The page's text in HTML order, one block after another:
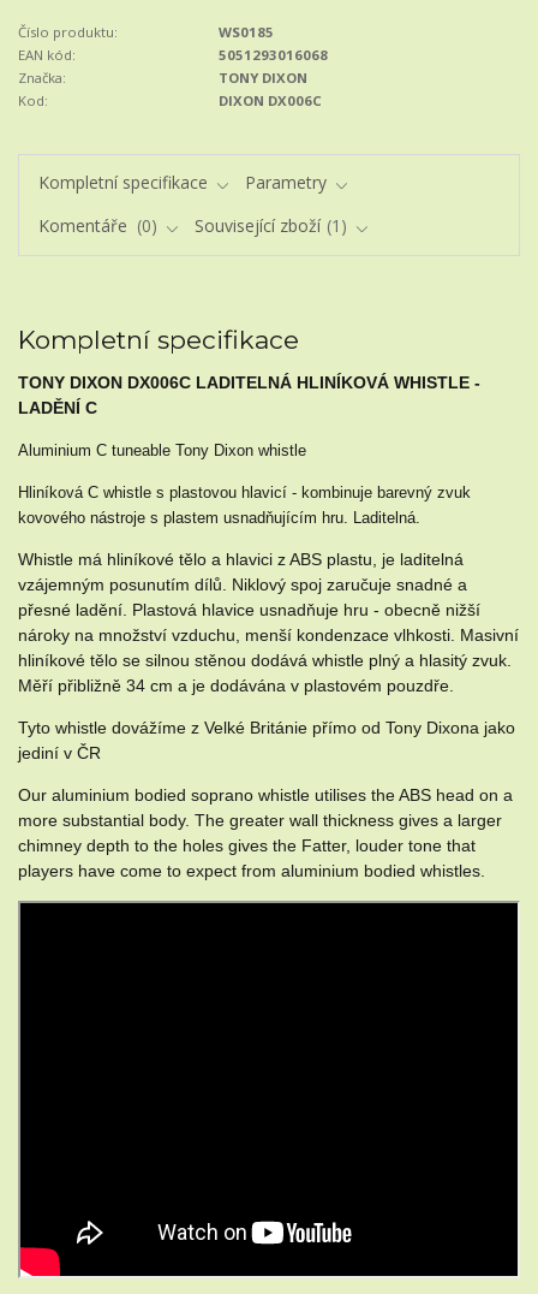
Číslo produktu:
WS0185
EAN kód:
5051293016068
Značka:
TONY DIXON
Kod:
DIXON DX006C
Kompletní specifikace
Parametry
Komentáře
0 Související zboží 1
Kompletní specifikace
TONY DIXON DX006C LADITELNÁ HLINÍKOVÁ WHISTLE -
LADĚNÍ C
Aluminium C tuneable Tony Dixon whistle
Hliníková C whistle s plastovou hlavicí - kombinuje barevný zvuk
kovového nástroje s plastem usnadňujícím hru. Laditelná.
Whistle má hliníkové tělo a hlavici z ABS plastu, je laditelná
vzájemným posunutím dílů. Niklový spoj zaručuje snadné a
přesné ladění. Plastová hlavice usnadňuje hru - obecně nižší
nároky na množství vzduchu, menší kondenzace vlhkosti. Masivní
hliníkové tělo se silnou stěnou dodává whistle plný a hlasitý zvuk.
Měří přibližně 34 cm a je dodávána v plastovém pouzdře.
Tyto whistle dovážíme z Velké Británie přímo od Tony Dixona jako
jediní v ČR
Our aluminium bodied soprano whistle utilises the ABS head on a
more substantial body. The greater wall thickness gives a larger
chimney depth to the holes gives the Fatter, louder tone that
players have come to expect from aluminium bodied whistles.